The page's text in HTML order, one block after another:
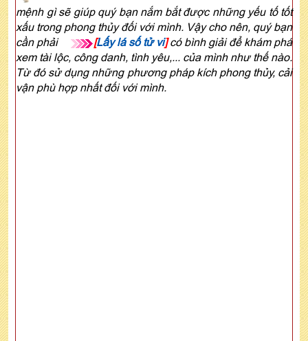
mệnh gì sẽ giúp quý bạn nắm bắt được những yếu tố tốt
xấu trong phong thủy đối với mình. Vậy cho nên, quý bạn
cần phải
[Lấy lá số tử vi]có bình giải để khám phá
xem tài lộc, công danh, tình yêu,... của mình như thế nào.
Từ đó sử dụng những phương pháp kích phong thủy, cải
vận phù hợp nhất đối với mình.